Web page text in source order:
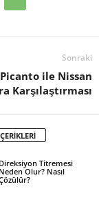
Sonraki
ile Nissan
Karşılaştırması
Direksiyon Titremesi
Neden Olur? Nasıl